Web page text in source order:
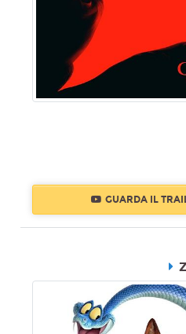
GUARDA IL